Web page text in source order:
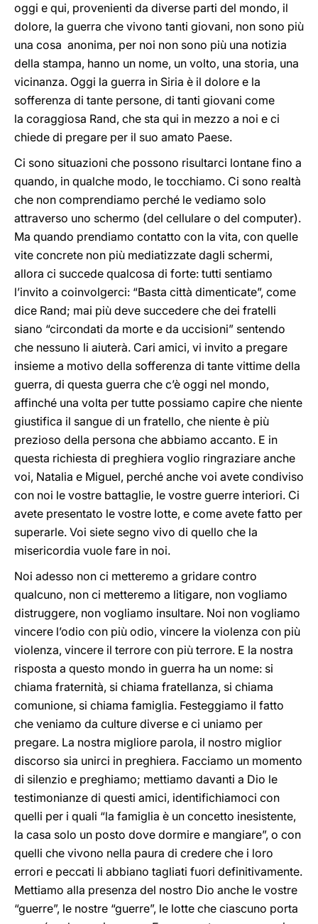
oggi e qui, provenienti da diverse parti del mondo, il
dolore, la guerra che vivono tanti giovani, non sono più
una cosa anonima, per noi non sono più una notizia
della stampa, hanno un nome, un volto, una storia, una
vicinanza. Oggi la guerra in Siria è il dolore e la
sofferenza di tante persone, di tanti giovani come
la coraggiosa Rand, che sta qui in mezzo a noi e ci
chiede di pregare per il suo amato Paese.
Ci sono situazioni che possono risultarci lontane fino a
quando, in qualche modo, le tocchiamo. Ci sono realtà
che non comprendiamo perché le vediamo solo
attraverso uno schermo (del cellulare o del computer).
Ma quando prendiamo contatto con la vita, con quelle
vite concrete non più mediatizzate dagli schermi,
allora ci succede qualcosa di forte: tutti sentiamo
l’invito a coinvolgerci: “Basta città dimenticate”, come
dice Rand; mai più deve succedere che dei fratelli
siano “circondati da morte e da uccisioni” sentendo
che nessuno li aiuterà. Cari amici, vi invito a pregare
insieme a motivo della sofferenza di tante vittime della
guerra, di questa guerra che c’è oggi nel mondo,
affinché una volta per tutte possiamo capire che niente
giustifica il sangue di un fratello, che niente è più
prezioso della persona che abbiamo accanto. E in
questa richiesta di preghiera voglio ringraziare anche
voi, Natalia e Miguel, perché anche voi avete condiviso
con noi le vostre battaglie, le vostre guerre interiori. Ci
avete presentato le vostre lotte, e come avete fatto per
superarle. Voi siete segno vivo di quello che la
misericordia vuole fare in noi.
Noi adesso non ci metteremo a gridare contro
qualcuno, non ci metteremo a litigare, non vogliamo
distruggere, non vogliamo insultare. Noi non vogliamo
vincere l’odio con più odio, vincere la violenza con più
violenza, vincere il terrore con più terrore. E la nostra
risposta a questo mondo in guerra ha un nome: si
chiama fraternità, si chiama fratellanza, si chiama
comunione, si chiama famiglia. Festeggiamo il fatto
che veniamo da culture diverse e ci uniamo per
pregare. La nostra migliore parola, il nostro miglior
discorso sia unirci in preghiera. Facciamo un momento
di silenzio e preghiamo; mettiamo davanti a Dio le
testimonianze di questi amici, identifichiamoci con
quelli per i quali “la famiglia è un concetto inesistente,
la casa solo un posto dove dormire e mangiare”, o con
quelli che vivono nella paura di credere che i loro
errori e peccati li abbiano tagliati fuori definitivamente.
Mettiamo alla presenza del nostro Dio anche le vostre
“guerre”, le nostre “guerre”, le lotte che ciascuno porta